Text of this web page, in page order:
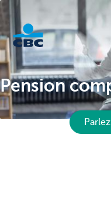
Pension